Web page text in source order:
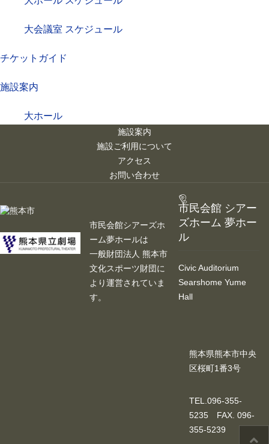
施設案内
施設ご利用について
アクセス
お問い合わせ
市民会館シアーズホ
ーム夢ホールは
一般財団法人 熊本市
文化スポーツ財団に
より運営されていま
す。
市民会館 シアー
ズホーム 夢ホー
ル
Civic Auditorium
Searshome Yume
Hall
熊本県熊本市中央
区桜町1番3号
TEL.096-355-
5235 FAX. 096-
355-5239
大会議室 スケジュール
チケットガイド
施設案内
大ホール
大会議室（小ホール）
展示ロビー
レストラン・カフェ